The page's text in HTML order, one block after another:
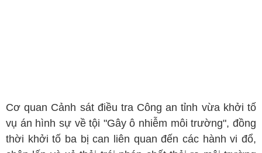
Cơ quan Cảnh sát điều tra Công an tỉnh vừa khởi tố
vụ án hình sự về tội "Gây ô nhiễm môi trường", đồng
thời khởi tố ba bị can liên quan đến các hành vi đổ,